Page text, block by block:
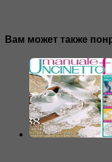
Вам может также